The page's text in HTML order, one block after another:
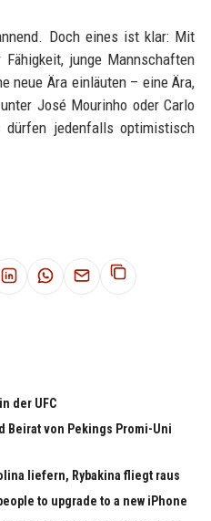
Doch eines ist klar: Mit
junge Mannschaften
neue Ära einläuten – eine Ära,
José Mourinho oder Carlo
jedenfalls optimistisch
der UFC
Beirat von Pekings Promi-Uni
liefern, Rybakina fliegt raus
to upgrade to a new iPhone